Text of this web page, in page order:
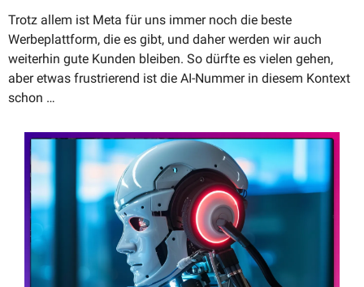
Trotz allem ist Meta für uns immer noch die beste
Werbeplattform, die es gibt, und daher werden wir auch
weiterhin gute Kunden bleiben. So dürfte es vielen gehen,
aber etwas frustrierend ist die AI-Nummer in diesem Kontext
schon …